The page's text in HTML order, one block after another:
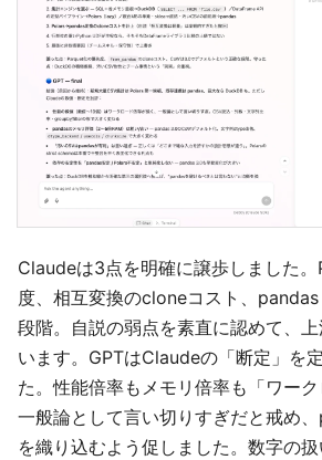
Claudeは3点を明確に譲歩しました
度、相互変換のcloneコスト、
段階。自説の弱点を素直に認めて、
います。GPTはClaudeの「断定」を
た。性能倍率もメモリ倍率も「ワー
一般論として言い切りすぎだと戒め
を織り込むよう促しました。数字の